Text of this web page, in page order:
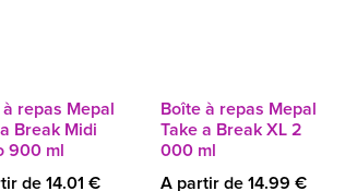
à repas Mepal
Break Midi
900 ml
de 14.01 €
Boîte à repas Mepal
Take a Break XL 2
000 ml
A partir de 14.99 €